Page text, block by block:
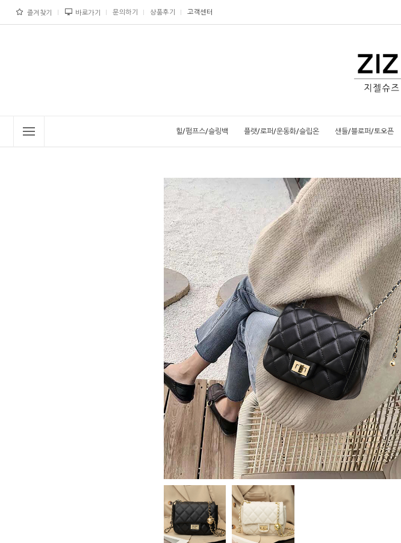
즐겨찾기 바로가기 문의하기 상품후기 고객센터
힐/펌프스/슬링백 플랫/로퍼/운동화/슬립온 샌들/블로퍼/토오픈